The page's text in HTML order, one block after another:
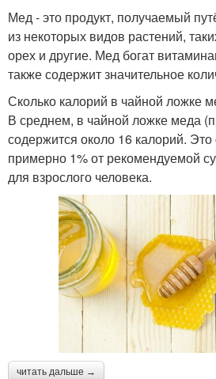
Мед - это продукт, получаемый
из некоторых видов растений,
орех и другие. Мед богат
также содержит значительное
Сколько калорий в чайной ложке
В среднем, в чайной ложке меда
содержится около 16 калорий. Это
примерно 1% от рекомендуемой
для взрослого человека.
читать дальше →